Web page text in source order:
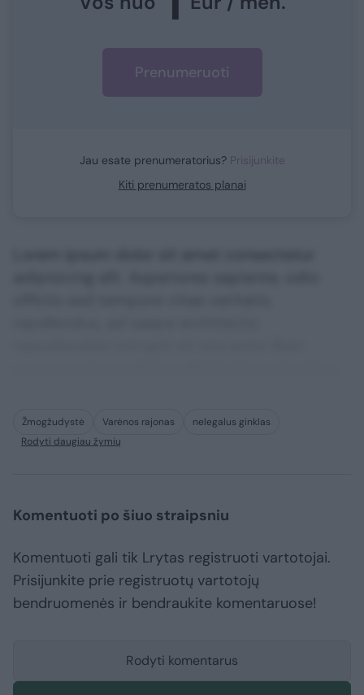
Prenumeruoti
Jau esate prenumeratorius? Prisijunkite
Kiti prenumeratos planai
Žmogžudystė Varėnos rajonas
nelegalus ginklas
Rodyti daugiau žymių
Komentuoti po šiuo straipsniu
Komentuoti gali tik Lrytas registruoti vartotojai.
Prisijunkite prie registruotų vartotojų
bendruomenės ir bendraukite komentaruose!
Rodyti komentarus